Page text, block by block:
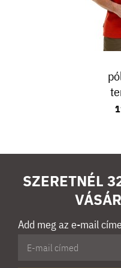
SZERETNÉL
Add meg az e-mail